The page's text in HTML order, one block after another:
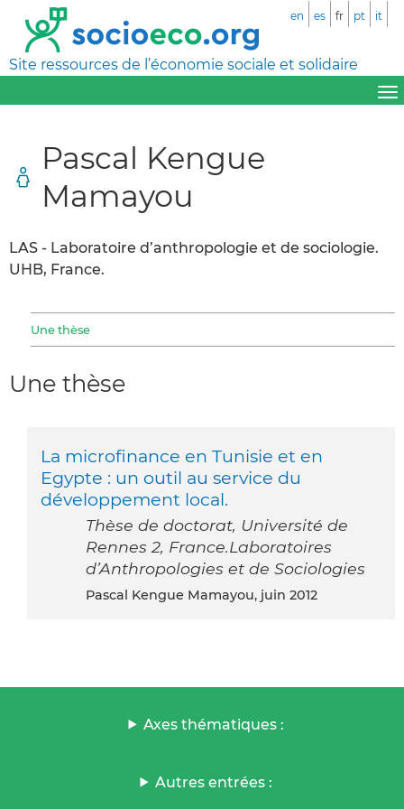
Site ressources de l’économie sociale et solidaire
en es fr pt it
Pascal Kengue
Mamayou
LAS - Laboratoire d’anthropologie et de sociologie.
UHB, France.
Une thèse
Une thèse
La microfinance en Tunisie et en
Egypte : un outil au service du
développement local.
Thèse de doctorat, Université de
Rennes 2, France.Laboratoires
d’Anthropologies et de Sociologies
Pascal Kengue Mamayou, juin 2012
Axes thématiques :
Autres entrées :